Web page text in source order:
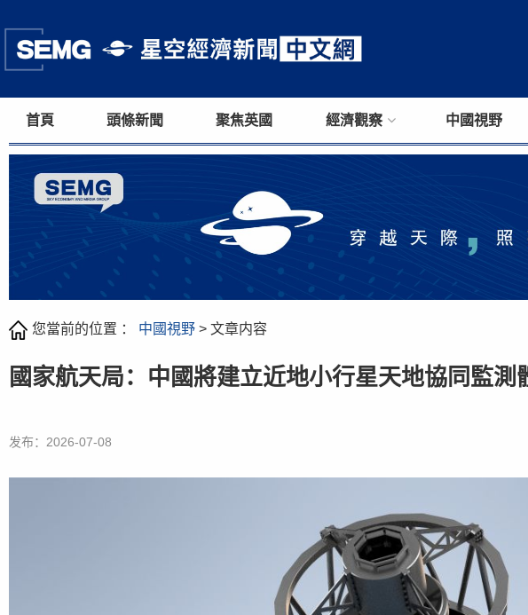
首頁 頭條新聞 聚焦英國 經濟觀察 中國視野
您當前的位置 ： 中國視野 > 文章内容
國家航天局：中國將建立近地小行星天地協同監測
发布：2026-07-08